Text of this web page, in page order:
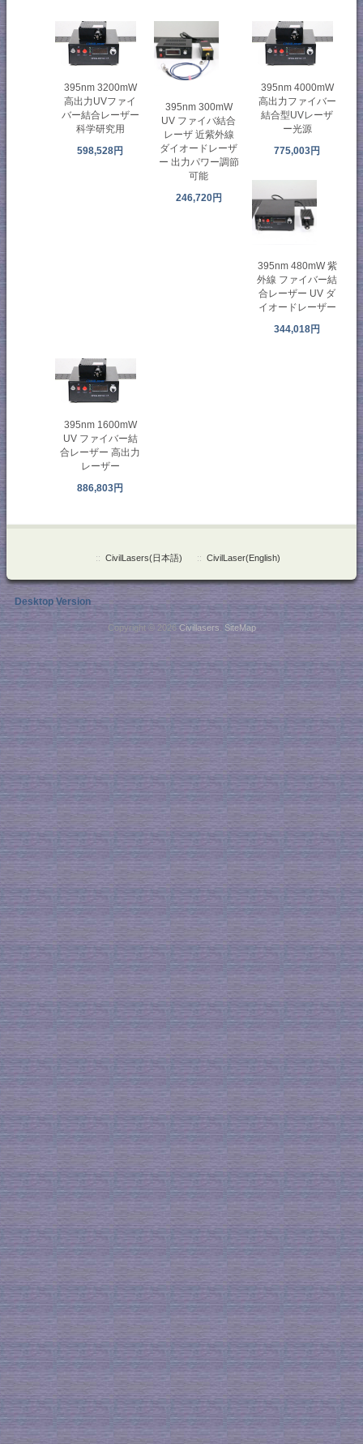
395nm 3200mW
高出力UVファイ
バー結合レーザー
科学研究用
598,528円
395nm 300mW
UV ファイバ結合
レーザ 近紫外線
ダイオードレーザ
ー 出力パワー調節
可能
246,720円
395nm 4000mW
高出力ファイバー
結合型UVレーザ
ー光源
775,003円
395nm 480mW 紫
外線 ファイバー結
合レーザー UV ダ
イオードレーザー
344,018円
395nm 1600mW
UV ファイバー結
合レーザー 高出力
レーザー
886,803円
:: CivilLasers(日本語) :: CivilLaser(English)
Desktop Version
Copyright © 2026 Civillasers SiteMap